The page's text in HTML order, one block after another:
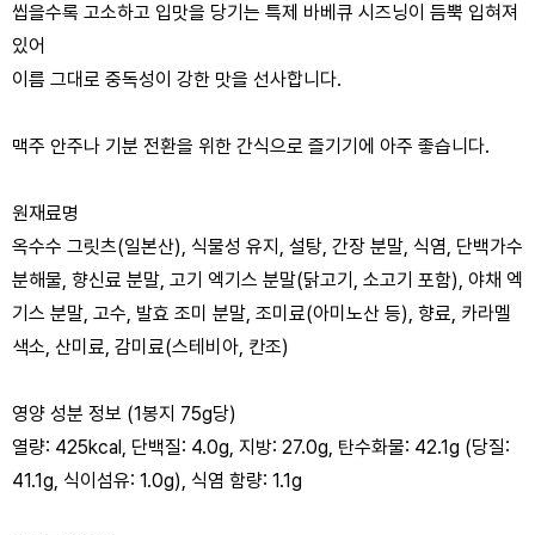
씹을수록 고소하고 입맛을 당기는 특제 바베큐 시즈닝이 듬뿍 입혀져
있어
이름 그대로 중독성이 강한 맛을 선사합니다.
맥주 안주나 기분 전환을 위한 간식으로 즐기기에 아주 좋습니다.
원재료명
옥수수 그릿츠(일본산), 식물성 유지, 설탕, 간장 분말, 식염, 단백가수
분해물, 향신료 분말, 고기 엑기스 분말(닭고기, 소고기 포함), 야채 엑
기스 분말, 고수, 발효 조미 분말, 조미료(아미노산 등), 향료, 카라멜
색소, 산미료, 감미료(스테비아, 칸조)
영양 성분 정보 (1봉지 75g당)
열량: 425kcal, 단백질: 4.0g, 지방: 27.0g, 탄수화물: 42.1g (당질:
41.1g, 식이섬유: 1.0g), 식염 함량: 1.1g